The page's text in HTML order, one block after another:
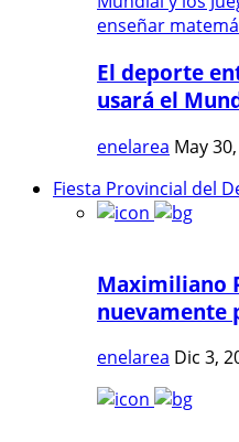
El deporte
usará el
enelarea May
Fiesta Provincial del
Maximiliano
nuevamente
enelarea Dic 3,